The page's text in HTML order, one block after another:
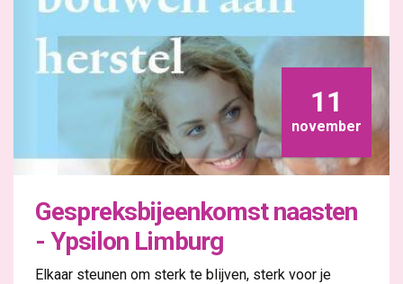
11
november
Gespreksbijeenkomst naasten
- Ypsilon Limburg
Elkaar steunen om sterk te blijven, sterk voor je